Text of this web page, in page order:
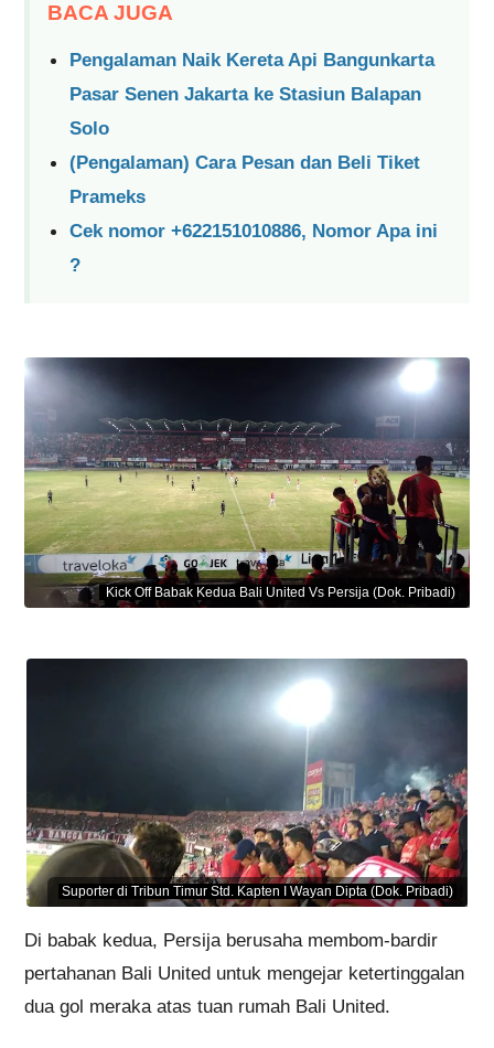
BACA JUGA
Pengalaman Naik Kereta Api Bangunkarta
Pasar Senen Jakarta ke Stasiun Balapan
Solo
(Pengalaman) Cara Pesan dan Beli Tiket
Prameks
Cek nomor +622151010886, Nomor Apa ini
?
Kick Off Babak Kedua Bali United Vs Persija (Dok. Pribadi)
Suporter di Tribun Timur Std. Kapten I Wayan Dipta (Dok. Pribadi)
Di babak kedua, Persija berusaha membom-bardir
pertahanan Bali United untuk mengejar ketertinggalan
dua gol meraka atas tuan rumah Bali United.